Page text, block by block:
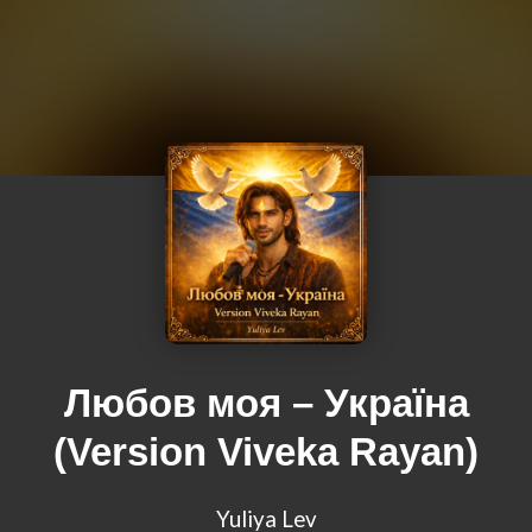
Любов моя – Україна
(Version Viveka Rayan)
Yuliya Lev